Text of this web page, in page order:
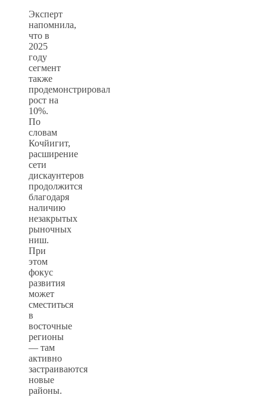
Эксперт
напомнила,
что в
2025
году
сегмент
также
продемонстрировал
рост на
10%.
По
словам
Кочйигит,
расширение
сети
дискаунтеров
продолжится
благодаря
наличию
незакрытых
рыночных
ниш.
При
этом
фокус
развития
может
сместиться
в
восточные
регионы
— там
активно
застраиваются
новые
районы.